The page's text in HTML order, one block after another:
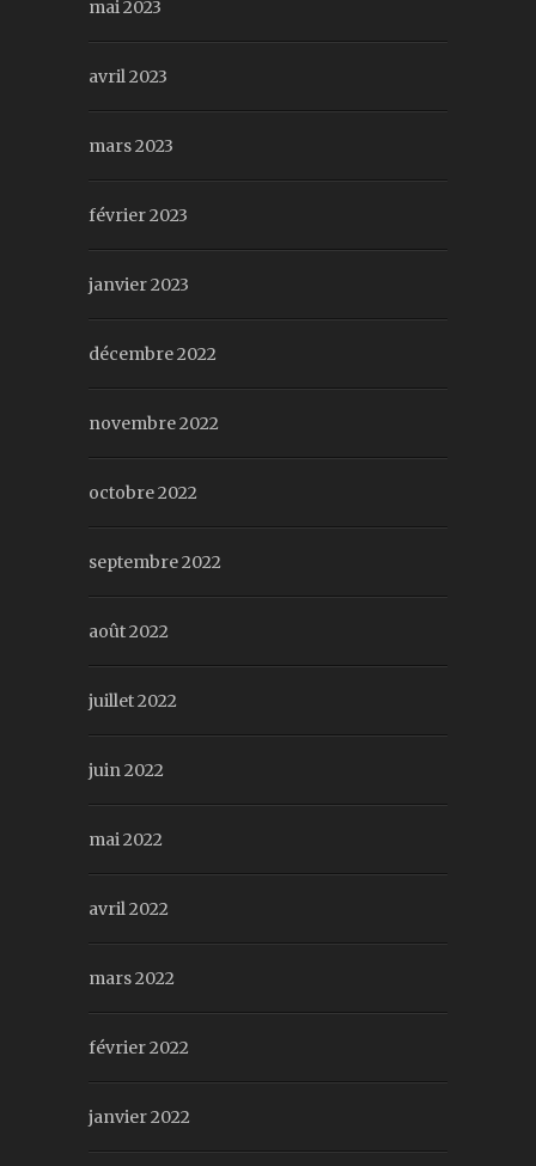
mai 2023
avril 2023
mars 2023
février 2023
janvier 2023
décembre 2022
novembre 2022
octobre 2022
septembre 2022
août 2022
juillet 2022
juin 2022
mai 2022
avril 2022
mars 2022
février 2022
janvier 2022